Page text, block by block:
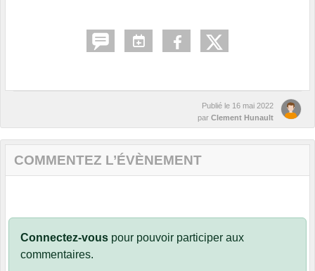
Publié le 16 mai 2022
par Clement Hunault
COMMENTEZ L’ÉVÈNEMENT
Connectez-vous pour pouvoir participer aux
commentaires.